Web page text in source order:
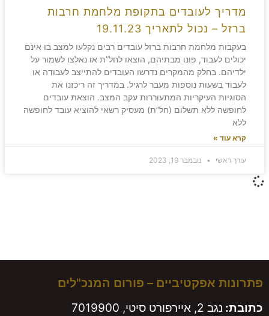
מדריך לעובדים בתקופת מלחמת חרבות
ברזל – נכול לתאריך 19.11.23
בעקבות מלחמת חרבות ברזל עובדים רבים נקלעו למצב בו אינם
יכולים לעבוד, פונו מבתיהם, הוצאו לחל”ת או נאלצו לשמור על
ילדיהם. בחלק מהמקרים נדרשו העובדים להתייצב לעבודה או
לעבוד בשעות נוספות מעבר לרגיל. במדריך זה ריכזנו את
הסוגיות העיקריות המתעוררות עקב המצב. הוצאת עובדים
לחופשה ללא תשלום (חל”ת) מעסיק רשאי להוציא עובד לחופשה
ללא
קרא עוד »
עורך ראשי נובמבר 19, 2023
פתרונות אפקטיביים – פורום המנכ"לים
כתובת: נגב 2, איירפורט סיטי, 7019900